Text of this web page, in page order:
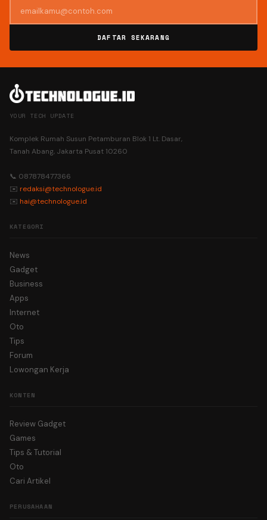
DAFTAR SEKARANG
YOUR TECH UPDATE
Komplek Rumah Susun Petamburan Blok 1 Lt. Dasar,
Tanah Abang, Jakarta Pusat 10260
📞 087878477366
✉️ redaksi@technologue.id
✉️ hai@technologue.id
KATEGORI
News
Gadget
Business
Apps
Internet
Oto
Tips
Forum
Lowongan Kerja
KONTEN
Review Gadget
Games
Tips & Tutorial
Oto
Cari Artikel
PERUSAHAAN